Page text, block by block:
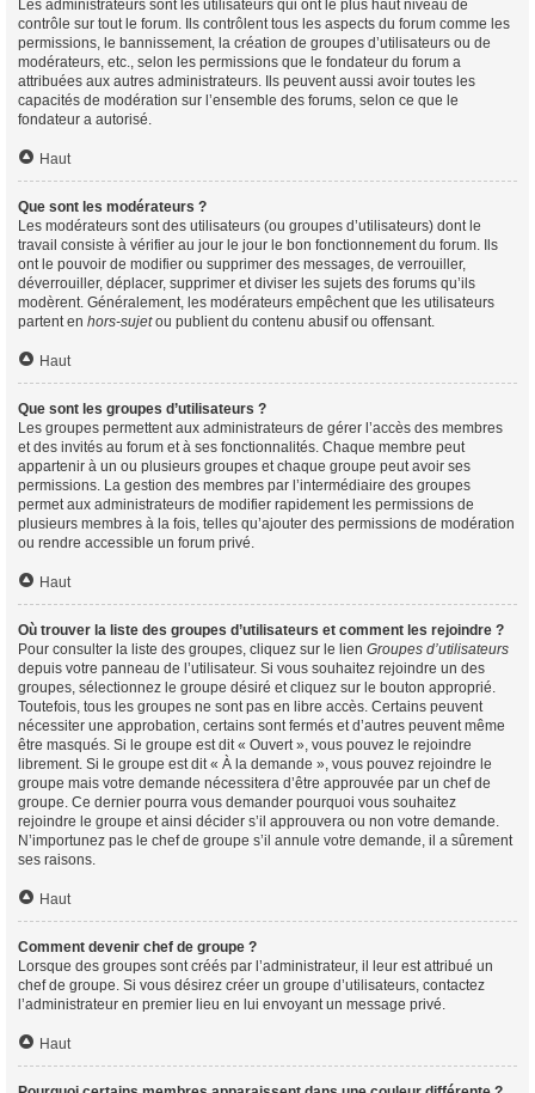
Les administrateurs sont les utilisateurs qui ont le plus haut niveau de
contrôle sur tout le forum. Ils contrôlent tous les aspects du forum comme les
permissions, le bannissement, la création de groupes d’utilisateurs ou de
modérateurs, etc., selon les permissions que le fondateur du forum a
attribuées aux autres administrateurs. Ils peuvent aussi avoir toutes les
capacités de modération sur l’ensemble des forums, selon ce que le
fondateur a autorisé.
Haut
Que sont les modérateurs ?
Les modérateurs sont des utilisateurs (ou groupes d’utilisateurs) dont le
travail consiste à vérifier au jour le jour le bon fonctionnement du forum. Ils
ont le pouvoir de modifier ou supprimer des messages, de verrouiller,
déverrouiller, déplacer, supprimer et diviser les sujets des forums qu’ils
modèrent. Généralement, les modérateurs empêchent que les utilisateurs
partent en hors-sujetou publient du contenu abusif ou offensant.
Haut
Que sont les groupes d’utilisateurs ?
Les groupes permettent aux administrateurs de gérer l’accès des membres
et des invités au forum et à ses fonctionnalités. Chaque membre peut
appartenir à un ou plusieurs groupes et chaque groupe peut avoir ses
permissions. La gestion des membres par l’intermédiaire des groupes
permet aux administrateurs de modifier rapidement les permissions de
plusieurs membres à la fois, telles qu’ajouter des permissions de modération
ou rendre accessible un forum privé.
Haut
Où trouver la liste des groupes d’utilisateurs et comment les rejoindre ?
Pour consulter la liste des groupes, cliquez sur le lien Groupes d’utilisateurs
depuis votre panneau de l’utilisateur. Si vous souhaitez rejoindre un des
groupes, sélectionnez le groupe désiré et cliquez sur le bouton approprié.
Toutefois, tous les groupes ne sont pas en libre accès. Certains peuvent
nécessiter une approbation, certains sont fermés et d’autres peuvent même
être masqués. Si le groupe est dit « Ouvert », vous pouvez le rejoindre
librement. Si le groupe est dit « À la demande », vous pouvez rejoindre le
groupe mais votre demande nécessitera d’être approuvée par un chef de
groupe. Ce dernier pourra vous demander pourquoi vous souhaitez
rejoindre le groupe et ainsi décider s’il approuvera ou non votre demande.
N’importunez pas le chef de groupe s’il annule votre demande, il a sûrement
ses raisons.
Haut
Comment devenir chef de groupe ?
Lorsque des groupes sont créés par l’administrateur, il leur est attribué un
chef de groupe. Si vous désirez créer un groupe d’utilisateurs, contactez
l’administrateur en premier lieu en lui envoyant un message privé.
Haut